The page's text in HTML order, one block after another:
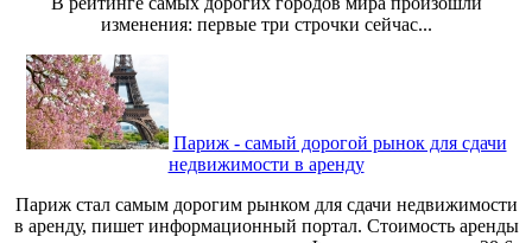
изменения: первые три строчки сейчас...
Париж - самый дорогой рынок для сдачи
недвижимости в аренду
Париж стал самым дорогим рынком для сдачи недвижимости
в аренду, пишет информационный портал. Стоимость аренды